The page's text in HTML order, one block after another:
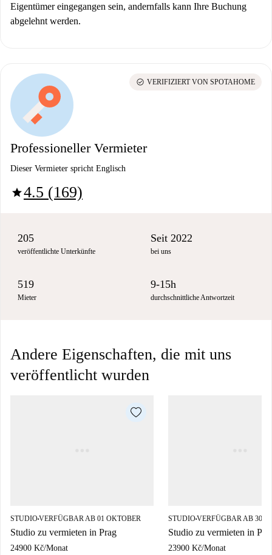
Eigentümer eingegangen sein, andernfalls kann Ihre Buchung
abgelehnt werden.
Professioneller Vermieter
Dieser Vermieter spricht Englisch
star4.5 (169)
check_circle VERIFIZIERT VON SPOTAHOME
205
veröffentlichte Unterkünfte
Seit 2022
bei uns
519
Mieter
9-15h
durchschnittliche Antwortzeit
Andere Eigenschaften, die mit uns
veröffentlicht wurden
STUDIO■VERFÜGBAR AB 01 OKTOBER
Studio zu vermieten in Prag
24900 Kč/Monat
STUDIO■VERFÜGBAR AB 30
Studio zu vermieten in
23900 Kč/Monat